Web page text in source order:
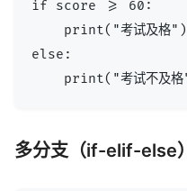
if score >= 60:
    print("考试及格")
else:
多分支（if-elif-else）